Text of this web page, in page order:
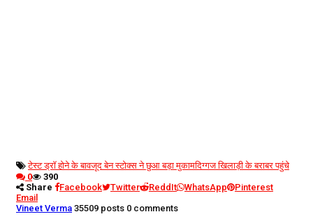
टेस्ट ड्रॉ होने के बावजूद बेन स्टोक्स ने छुआ बड़ा मुकामदिग्गज खिलाड़ी के बराबर पहुंचे
0
390
Share
Facebook Twitter ReddIt WhatsApp
Pinterest
Email
Vineet Verma 35509 posts 0 comments